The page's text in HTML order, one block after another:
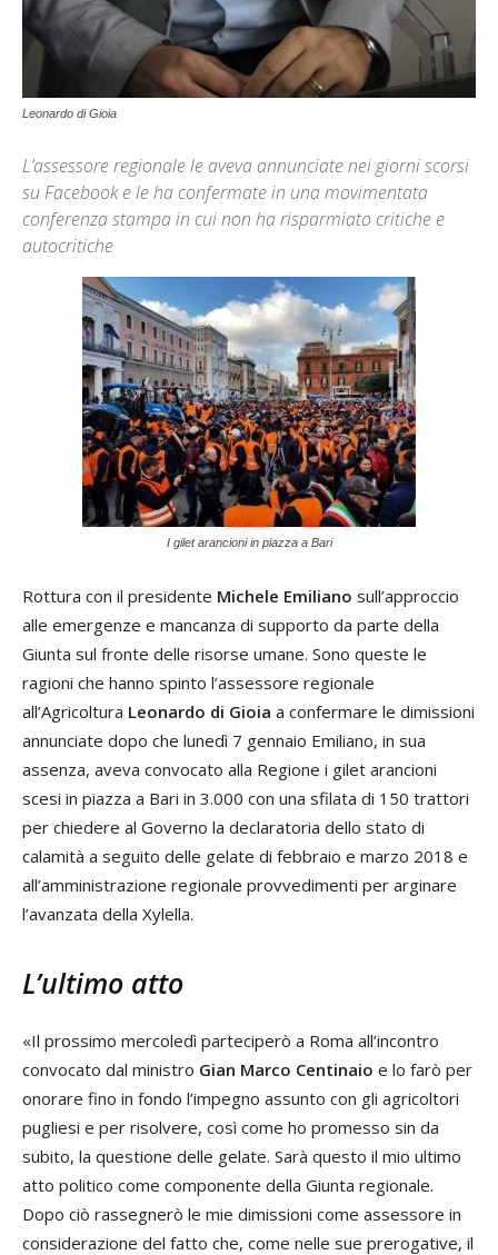
Leonardo di Gioia
L’assessore regionale le aveva annunciate nei giorni scorsi
su Facebook e le ha confermate in una movimentata
conferenza stampa in cui non ha risparmiato critiche e
autocritiche
I gilet arancioni in piazza a Bari
Rottura con il presidente Michele Emiliano sull’approccio
alle emergenze e mancanza di supporto da parte della
Giunta sul fronte delle risorse umane. Sono queste le
ragioni che hanno spinto l’assessore regionale
all’Agricoltura Leonardo di Gioia a confermare le dimissioni
annunciate dopo che lunedì 7 gennaio Emiliano, in sua
assenza, aveva convocato alla Regione i gilet arancioni
scesi in piazza a Bari in 3.000 con una sfilata di 150 trattori
per chiedere al Governo la declaratoria dello stato di
calamità a seguito delle gelate di febbraio e marzo 2018 e
all’amministrazione regionale provvedimenti per arginare
l’avanzata della Xylella.
L’ultimo atto
«Il prossimo mercoledì parteciperò a Roma all’incontro
convocato dal ministro Gian Marco Centinaio e lo farò per
onorare fino in fondo l’impegno assunto con gli agricoltori
pugliesi e per risolvere, così come ho promesso sin da
subito, la questione delle gelate. Sarà questo il mio ultimo
atto politico come componente della Giunta regionale.
Dopo ciò rassegnerò le mie dimissioni come assessore in
considerazione del fatto che, come nelle sue prerogative, il